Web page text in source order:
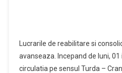
Lucrarile de reabilitare si
avanseaza. Incepand de luni, 01
circulatia pe sensul Turda –